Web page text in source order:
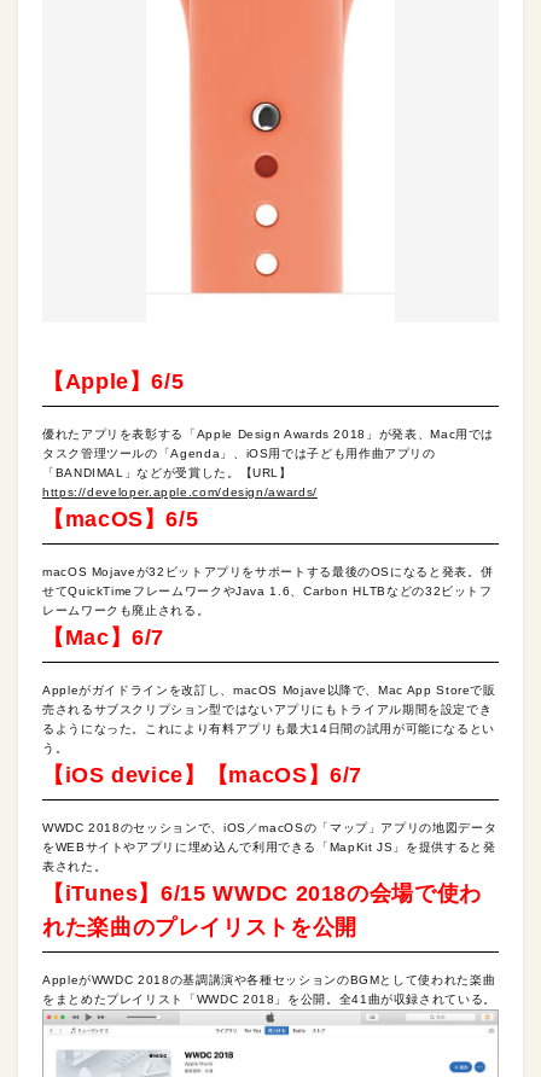
【Apple】6/5
優れたアプリを表彰する「Apple Design Awards 2018」が発表、Mac用では
タスク管理ツールの「Agenda」、iOS用では子ども用作曲アプリの
「BANDIMAL」などが受賞した。【URL】
https://developer.apple.com/design/awards/
【macOS】6/5
macOS Mojaveが32ビットアプリをサポートする最後のOSになると発表。併
せてQuickTimeフレームワークやJava 1.6、Carbon HLTBなどの32ビットフ
レームワークも廃止される。
【Mac】6/7
Appleがガイドラインを改訂し、macOS Mojave以降で、Mac App Storeで販
売されるサブスクリプション型ではないアプリにもトライアル期間を設定でき
るようになった。これにより有料アプリも最大14日間の試用が可能になるとい
う。
【iOS device】【macOS】6/7
WWDC 2018のセッションで、iOS／macOSの「マップ」アプリの地図データ
をWEBサイトやアプリに埋め込んで利用できる「MapKit JS」を提供すると発
表された。
【iTunes】6/15 WWDC 2018の会場で使わ
れた楽曲のプレイリストを公開
AppleがWWDC 2018の基調講演や各種セッションのBGMとして使われた楽曲
をまとめたプレイリスト「WWDC 2018」を公開。全41曲が収録されている。